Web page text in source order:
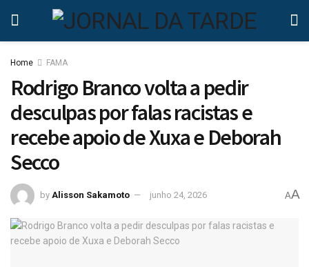
Home FAMA
Rodrigo Branco volta a pedir
desculpas por falas racistas e
recebe apoio de Xuxa e Deborah
Secco
by Alisson Sakamoto junho 24, 2026 AA